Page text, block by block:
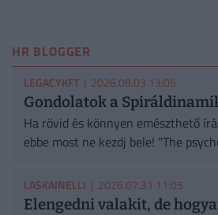
HR BLOGGER
LEGACYKFT | 2026.08.03 13:05
Gondolatok a
Ha rövid és könnyen emészthető
ebbe most ne kezdj bele! "The
LASKAINELLI | 2026.07.31 11:05
Elengedni valakit, de